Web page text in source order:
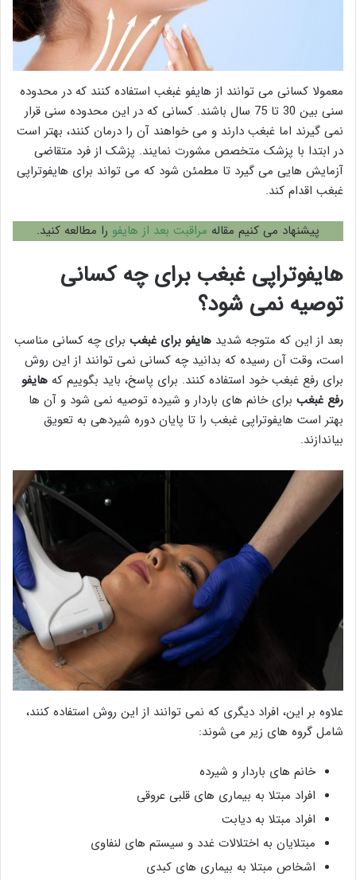
معمولا کسانی می توانند از هایفو غبغب استفاده کنند که در محدوده
سنی بین 30 تا 75 سال باشند. کسانی که در این محدوده سنی قرار
نمی گیرند اما غبغب دارند و می خواهند آن را درمان کنند، بهتر است
در ابتدا با پزشک متخصص مشورت نمایند. پزشک از فرد متقاضی
آزمایش هایی می گیرد تا مطمئن شود که می تواند برای هایفوتراپی
غبغب اقدام کند.
پیشنهاد می کنیم مقاله مراقبت بعد از هایفو را مطالعه کنید.
هایفوتراپی غبغب برای چه کسانی
توصیه نمی شود؟
بعد از این که متوجه شدید هایفو برای غبغب برای چه کسانی مناسب
است، وقت آن رسیده که بدانید چه کسانی نمی توانند از این روش
برای رفع غبغب خود استفاده کنند. برای پاسخ، باید بگوییم که هایفو
رفع غبغب برای خانم های باردار و شیرده توصیه نمی شود و آن ها
بهتر است هایفوتراپی غبغب را تا پایان دوره شیردهی به تعویق
بیاندازند.
علاوه بر این، افراد دیگری که نمی توانند از این روش استفاده کنند،
شامل گروه های زیر می شوند:
خانم های باردار و شیرده
افراد مبتلا به بیماری های قلبی عروقی
افراد مبتلا به دیابت
مبتلایان به اختلالات غدد و سیستم های لنفاوی
اشخاص مبتلا به بیماری های کبدی